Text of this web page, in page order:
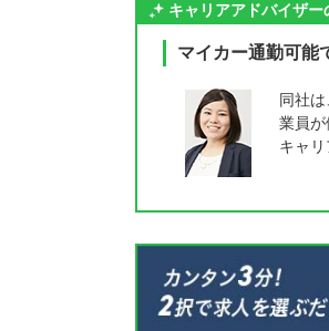
キャリアアドバイザー
マイカー通勤可能
同社
業員が
キャ